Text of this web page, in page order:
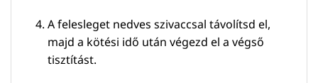
A felesleget nedves szivaccsal távolítsd el,
majd a kötési idő után végezd el a végső
tisztítást.